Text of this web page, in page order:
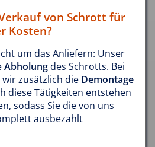
von Schrott für
Kosten?
um das Anliefern: Unser
Abholungdes Schrotts. Bei
zusätzlich die Demontage
diese Tätigkeiten entstehen
sodass Sie die von uns
ausbezahlt